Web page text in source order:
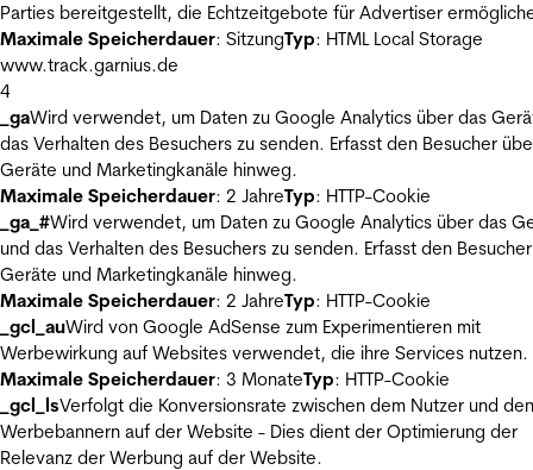
Parties bereitgestellt, die Echtzeitgebote für Advertiser
Maximale Speicherdauer: SitzungTyp: HTML Local Storage
www.track.garnius.de
4
_gaWird verwendet, um Daten zu Google Analytics über das
das Verhalten des Besuchers zu senden. Erfasst den Besucher
Geräte und Marketingkanäle hinweg.
Maximale Speicherdauer: 2 JahreTyp: HTTP-Cookie
_ga_#Wird verwendet, um Daten zu Google Analytics über das
und das Verhalten des Besuchers zu senden. Erfasst den
Geräte und Marketingkanäle hinweg.
Maximale Speicherdauer: 2 JahreTyp: HTTP-Cookie
_gcl_auWird von Google AdSense zum Experimentieren mit
Werbewirkung auf Websites verwendet, die ihre Services nutzen.
Maximale Speicherdauer: 3 MonateTyp: HTTP-Cookie
_gcl_lsVerfolgt die Konversionsrate zwischen dem Nutzer und den
Werbebannern auf der Website - Dies dient der Optimierung der
Relevanz der Werbung auf der Website.